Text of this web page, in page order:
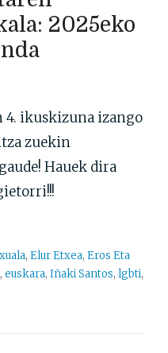
2025eko
4. ikuskizuna izango
zuekin
Hauek dira
, Elur Etxea, Eros Eta
, euskara, Iñaki Santos, lgbti,